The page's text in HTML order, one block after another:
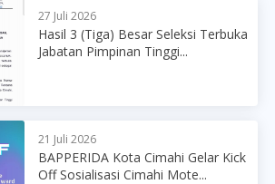
27 Juli 2026
Hasil 3 (Tiga) Besar Seleksi Terbuka
Jabatan Pimpinan Tinggi...
21 Juli 2026
BAPPERIDA Kota Cimahi Gelar Kick
Off Sosialisasi Cimahi Mote...